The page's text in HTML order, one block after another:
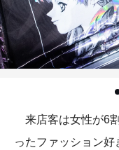
来店客は女性が6
ったファッション